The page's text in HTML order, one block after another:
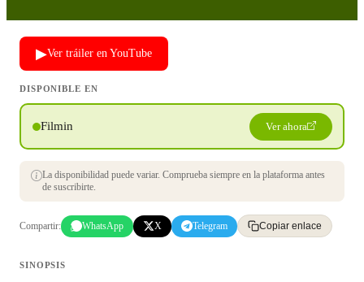
▶Ver tráiler en YouTube
DISPONIBLE EN
Filmin Ver ahora
La disponibilidad puede variar. Comprueba siempre en la plataforma antes
de suscribirte.
Compartir: WhatsApp X Telegram Copiar enlace
SINOPSIS